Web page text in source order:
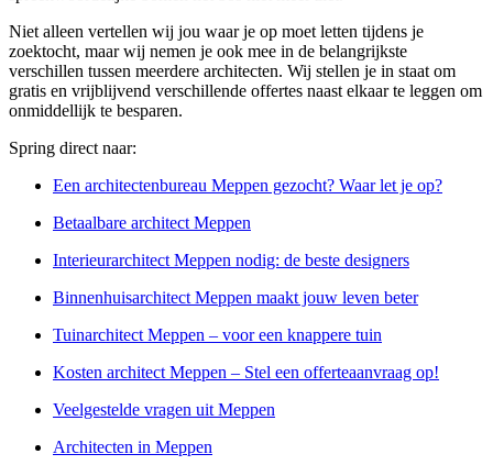
Niet alleen vertellen wij jou waar je op moet letten tijdens je
zoektocht, maar wij nemen je ook mee in de belangrijkste
verschillen tussen meerdere architecten. Wij stellen je in staat om
gratis en vrijblijvend verschillende offertes naast elkaar te leggen om
onmiddellijk te besparen.
Spring direct naar:
Een architectenbureau Meppen gezocht? Waar let je op?
Betaalbare architect Meppen
Interieurarchitect Meppen nodig: de beste designers
Binnenhuisarchitect Meppen maakt jouw leven beter
Tuinarchitect Meppen – voor een knappere tuin
Kosten architect Meppen – Stel een offerteaanvraag op!
Veelgestelde vragen uit Meppen
Architecten in Meppen